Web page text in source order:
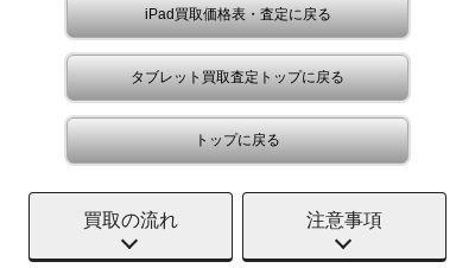
iPad買取価格表・査定に戻る
タブレット買取査定トップに戻る
トップに戻る
買取の流れ 注意事項